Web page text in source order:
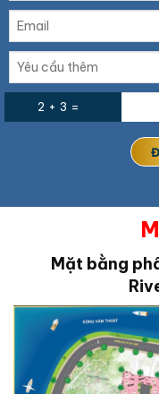
2 + 3 =
Mặt bằng